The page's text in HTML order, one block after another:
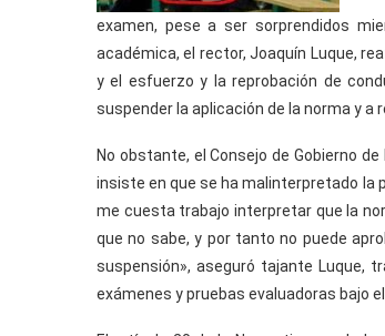
examen, pese a ser sorprendidos
académica, el rector, Joaquín Luque,
y el esfuerzo y la reprobación de
suspender la aplicación de la norma y a
No obstante, el Consejo de Gobierno
insiste en que se ha malinterpretado la
me cuesta trabajo interpretar que la
que no sabe, y por tanto no puede
suspensión», aseguró tajante Luque,
exámenes y pruebas evaluadoras bajo